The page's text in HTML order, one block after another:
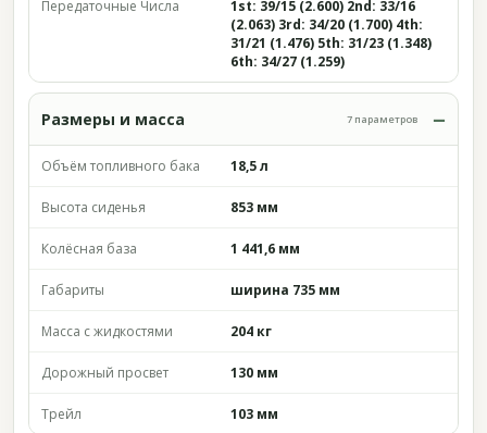
Передаточные Числа
1st: 39/15 (2.600) 2nd: 33/16
(2.063) 3rd: 34/20 (1.700) 4th:
31/21 (1.476) 5th: 31/23 (1.348)
6th: 34/27 (1.259)
Размеры и масса 7 параметров
Объём топливного бака 18,5 л
Высота сиденья 853 мм
Колёсная база 1 441,6 мм
Габариты ширина 735 мм
Масса с жидкостями 204 кг
Дорожный просвет 130 мм
Трейл 103 мм